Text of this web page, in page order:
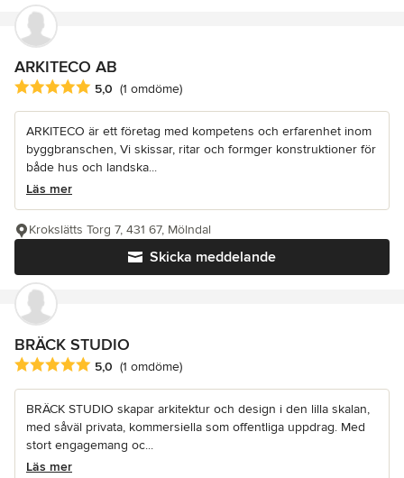
ARKITECO AB
Genomsnittligt omdöme: 5 av 5 stjärnor
5,0 (1 omdöme)
ARKITECO är ett företag med kompetens och erfarenhet inom
byggbranschen, Vi skissar, ritar och formger konstruktioner för
både hus och landska...
Läs mer
Skicka meddelande
Krokslätts Torg 7, 431 67, Mölndal
BRÄCK STUDIO
Genomsnittligt omdöme: 5 av 5 stjärnor
5,0 (1 omdöme)
BRÄCK STUDIO skapar arkitektur och design i den lilla skalan,
med såväl privata, kommersiella som offentliga uppdrag. Med
stort engagemang oc...
Läs mer